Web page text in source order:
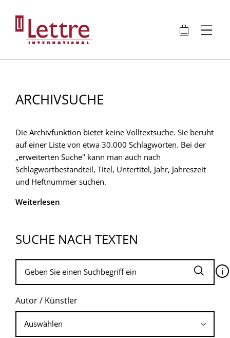
Inhalt
🛍 ⋮
ARCHIVSUCHE
Die Archivfunktion bietet keine Volltextsuche. Sie beruht
auf einer Liste von etwa 30.000 Schlagworten. Bei der
„erweiterten Suche" kann man auch nach
Schlagwortbestandteil, Titel, Untertitel, Jahr, Jahreszeit
und Heftnummer suchen.
Weiterlesen
SUCHE NACH TEXTEN
🛈
Autor / Künstler